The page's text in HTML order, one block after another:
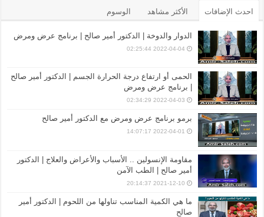
احدث الإضافات الأكثر مشاهد الوسوم
الدوار والدوخة | الدكتور أمير صالح | برنامج عرض ومرض
2022-04-04 02:25:44
الحمى أو ارتفاع درجة الحرارة الجسم | الدكتور أمير صالح
| برنامج عرض ومرض
2022-04-03 02:34:29
برمو برنامج عرض ومرض مع الدكتور أمير صالح
2022-04-01 14:07:17
مقاومة الإنسولين .. الأسباب والأعراض والعلاج | الدكتور
أمير صالح | الطب الآمن
2021-12-10 20:14:37
ما هي الكمية المناسب تناولها من اللحوم | الدكتور أمير
صالح